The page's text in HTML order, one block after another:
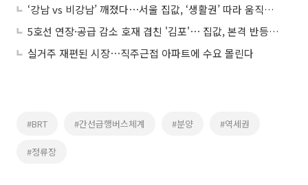
‘강남 vs 비강남’ 깨졌다⋯서울 집값, ‘생활권’ 따라 움직인다
5호선 연장·공급 감소 호재 겹친 '김포'⋯ 집값, 본격 반등 나서나
실거주 재편된 시장⋯직주근접 아파트에 수요 몰린다
#BRT #간선급행버스체계 #분양 #역세권
#정류장